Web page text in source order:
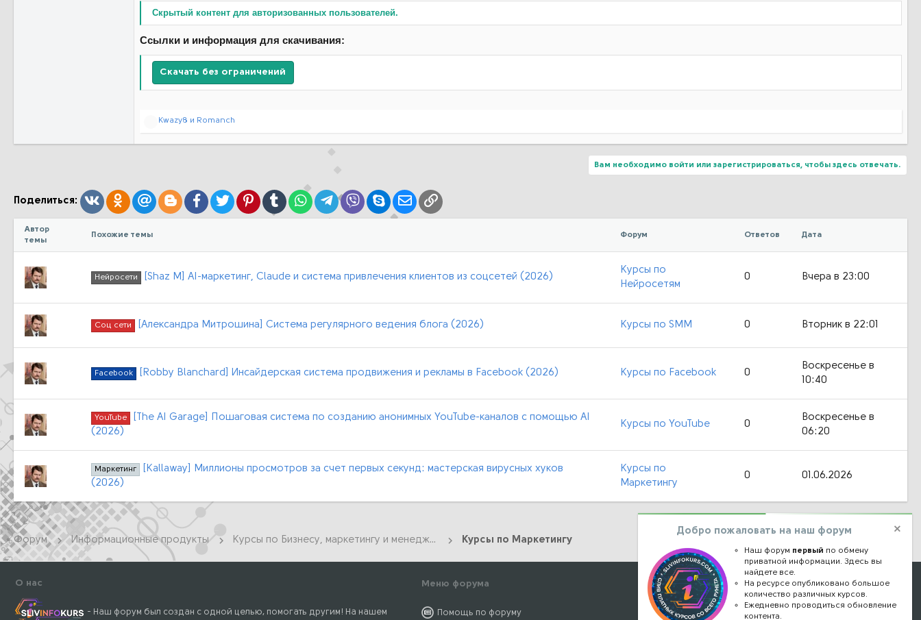
Скрытый контент для авторизованных пользователей.
Ссылки и информация для скачивания:
Скачать без ограничений
Р
:
Kwazy8 и Romanch
Вам необходимо войти или зарегистрироваться, чтобы здесь отвечать.
Поделиться: ВконтактеОдноклассники
Mail.ruBloggerFacebook
TwitterPinterestTumblrWhatsAppTelegram
Viber SkypeЭлектронная почта
Ссылка
Автор
темы
Похожие темы Форум Ответов Дата
Нейросети [Shaz M] AI-маркетинг, Claude и система привлечения клиентов из соцсетей (2026)
Курсы по
Нейросетям
0 Вчера в 23:00
Соц сети [Александра Митрошина] Система регулярного ведения блога (2026) Курсы по SMM 0 Вторник в 22:01
Facebook [Robby Blanchard] Инсайдерская система продвижения и рекламы в Facebook (2026) Курсы по Facebook 0
Воскресенье в
10:40
YouTube
[The AI Garage] Пошаговая система по созданию анонимных YouTube-каналов с помощью AI
(2026)
Курсы по YouTube 0
Воскресенье в
06:20
Маркетинг
[Kallaway] Миллионы просмотров за счет первых секунд: мастерская вирусных хуков
(2026)
Курсы по
Маркетингу
0 01.06.2026
Форум Информационные продукты Курсы по Бизнесу, маркетингу и менеджменту Курсы по Маркетингу
О нас
- Наш форум был создан с одной целью, помогать другим! На нашем
Меню форума
Помощь по форуму
Наши контакты
kursstore@mail.ru
Добро пожаловать на наш форум
Наш форум первый по обмену
приватной информации. Здесь вы
найдете все.
На ресурсе опубликовано большое
количество различных курсов.
Ежедневно проводиться обновление
контента.